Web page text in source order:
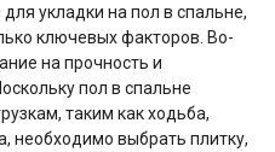
укладки на пол в спальне,
ключевых факторов. Во-
на прочность и
пол в спальне
таким как ходьба,
необходимо выбрать плитку,